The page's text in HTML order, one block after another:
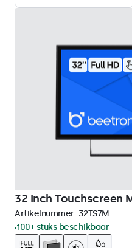
32 Inch Touchscreen
Artikelnummer: 32TS7M
100+ stuks beschikbaar